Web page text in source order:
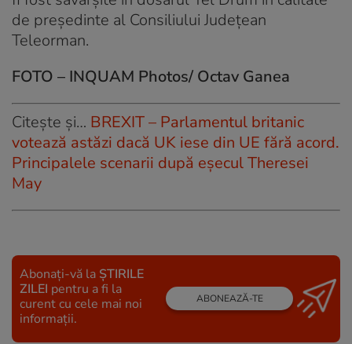
de preşedinte al Consiliului Judeţean
Teleorman.
FOTO – INQUAM Photos/ Octav Ganea
Citește și… BREXIT – Parlamentul britanic
votează astăzi dacă UK iese din UE fără acord.
Principalele scenarii după eșecul Theresei
May
Abonați-vă la ȘTIRILE
ZILEI pentru a fi la
curent cu cele mai noi
informații.
ABONEAZĂ-TE